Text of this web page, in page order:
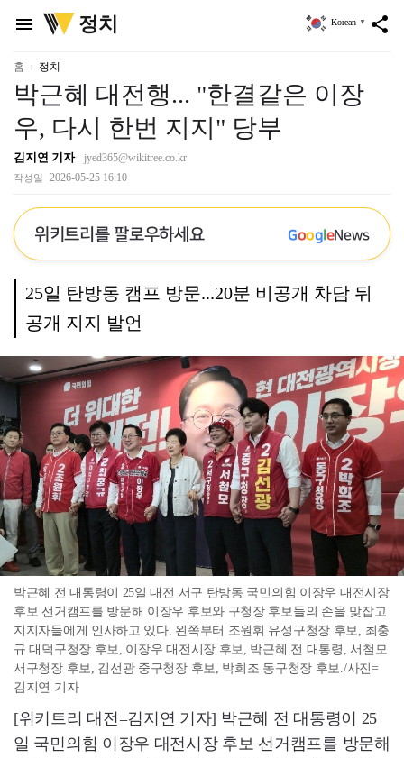
menu
위
키
정치 share
Korean ▼
홈 정치
박근혜 대전행... "한결같은 이장
우, 다시 한번 지지" 당부
김지연 기자 jyed365@wikitree.co.kr
작성일 2026-05-25 16:10
위키트리를 팔로우하세요 GoogleNews
25일 탄방동 캠프 방문...20분 비공개 차담 뒤
공개 지지 발언
박근혜 전 대통령이 25일 대전 서구 탄방동 국민의힘 이장우 대전시장
후보 선거캠프를 방문해 이장우 후보와 구청장 후보들의 손을 맞잡고
지지자들에게 인사하고 있다. 왼쪽부터 조원휘 유성구청장 후보, 최충
규 대덕구청장 후보, 이장우 대전시장 후보, 박근혜 전 대통령, 서철모
서구청장 후보, 김선광 중구청장 후보, 박희조 동구청장 후보./사진=
김지연 기자
[위키트리 대전=김지연 기자] 박근혜 전 대통령이 25
일 국민의힘 이장우 대전시장 후보 선거캠프를 방문해